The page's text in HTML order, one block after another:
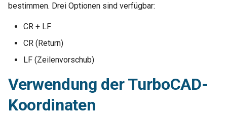
bestimmen. Drei Optionen sind verfügbar:
CR + LF
CR (Return)
LF (Zeilenvorschub)
Verwendung der TurboCAD-
Koordinaten